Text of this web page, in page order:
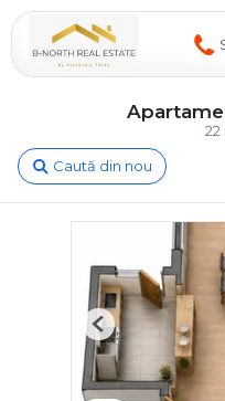
Caută din nou
Previous